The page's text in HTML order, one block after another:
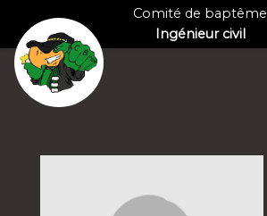
Comité de baptême
Ingénieur civil